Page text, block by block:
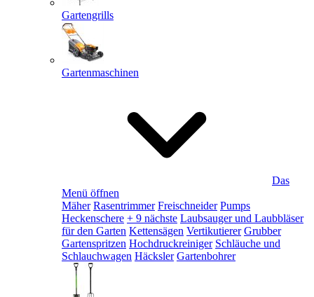
Gartengrills
Gartenmaschinen
Das
Menü öffnen
Mäher Rasentrimmer Freischneider Pumps
Heckenschere + 9 nächste Laubsauger und Laubbläser
für den Garten Kettensägen Vertikutierer Grubber
Gartenspritzen Hochdruckreiniger Schläuche und
Schlauchwagen Häcksler Gartenbohrer